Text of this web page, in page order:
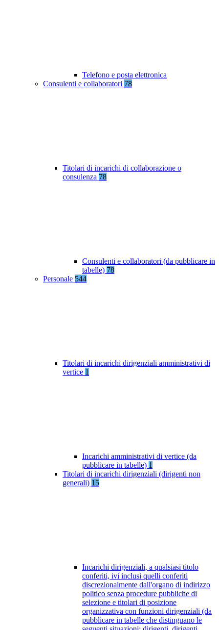
Telefono e posta elettronica
Consulenti e collaboratori 78
Titolari di incarichi di collaborazione o
consulenza 78
Consulenti e collaboratori (da pubblicare in
tabelle) 78
Personale 544
Titolari di incarichi dirigenziali amministrativi di
vertice 1
Incarichi amministrativi di vertice (da
pubblicare in tabelle) 1
Titolari di incarichi dirigenziali (dirigenti non
generali) 15
Incarichi dirigenziali, a qualsiasi titolo
conferiti, ivi inclusi quelli conferiti
discrezionalmente dall'organo di indirizzo
politico senza procedure pubbliche di
selezione e titolari di posizione
organizzativa con funzioni dirigenziali (da
pubblicare in tabelle che distinguano le